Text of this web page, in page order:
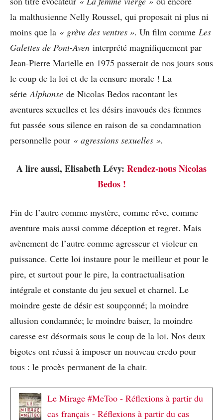
la malthusienne Nelly Roussel, qui proposait ni plus ni
moins que la « grève des ventres ». Un film comme Les
Galettes de Pont-Aven interprété magnifiquement par
Jean-Pierre Marielle en 1975 passerait de nos jours sous
le coup de la loi et de la censure morale ! La
série Alphonse de Nicolas Bedos racontant les
aventures sexuelles et les désirs inavoués des femmes
fut passée sous silence en raison de sa condamnation
personnelle pour « agressions sexuelles ».
A lire aussi, Elisabeth Lévy: Rendez-nous Nicolas
Bedos !
Fin de l’autre comme mystère, comme rêve, comme
aventure mais aussi comme déception et regret. Mais
avènement de l’autre comme agresseur et violeur en
puissance. Cette loi instaure pour le meilleur et pour le
pire, et surtout pour le pire, la contractualisation
intégrale et constante du jeu sexuel et charnel. Le
moindre geste de désir est soupçonné; la moindre
allusion condamnée; le moindre baiser, la moindre
caresse est désormais sous le coup de la loi. Nos deux
bigotes ont réussi à imposer un nouveau credo pour
tous : le procès permanent de la chair.
Le Mirage #MeToo - Réflexions à partir du
cas français - Réflexions à partir du cas